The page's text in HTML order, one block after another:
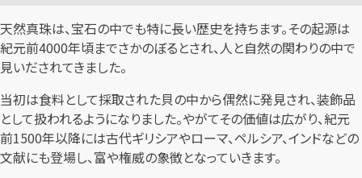
天然真珠は、宝石の中でも特に長い歴史を持ちます。その起源は
紀元前4000年頃までさかのぼるとされ、人と自然の関わりの中で
見いだされてきました。
当初は食料として採取された貝の中から偶然に発見され、装飾品
として扱われるようになりました。やがてその価値は広がり、紀元
前1500年以降には古代ギリシアやローマ、ペルシア、インドなどの
文献にも登場し、富や権威の象徴となっていきます。